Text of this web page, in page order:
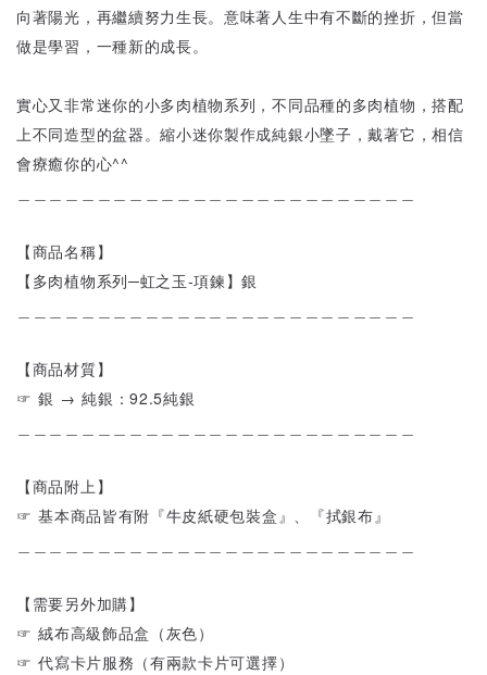
向著陽光，再繼續努力生長。意味著人生中有不斷的挫折，但當
做是學習，一種新的成長。
實心又非常迷你的小多肉植物系列，不同品種的多肉植物，搭配
上不同造型的盆器。縮小迷你製作成純銀小墜子，戴著它，相信
會療癒你的心^^
【商品名稱】
【多肉植物系列─虹之玉-項鍊】銀
【商品材質】
☞ 銀 → 純銀：92.5純銀
【商品附上】
☞ 基本商品皆有附『牛皮紙硬包裝盒』、『拭銀布』
【需要另外加購】
☞ 絨布高級飾品盒（灰色）
☞ 代寫卡片服務（有兩款卡片可選擇）